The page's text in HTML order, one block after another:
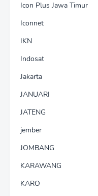
Icon Plus Jawa Timur
Iconnet
IKN
Indosat
Jakarta
JANUARI
JATENG
jember
JOMBANG
KARAWANG
KARO